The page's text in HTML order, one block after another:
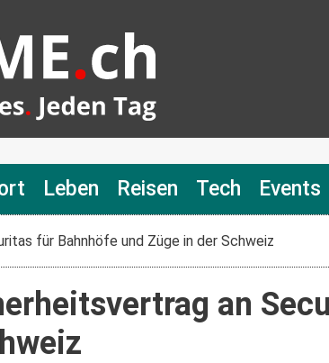
Leben Reisen Tech Events
für Bahnhöfe und Züge in der Schweiz
an